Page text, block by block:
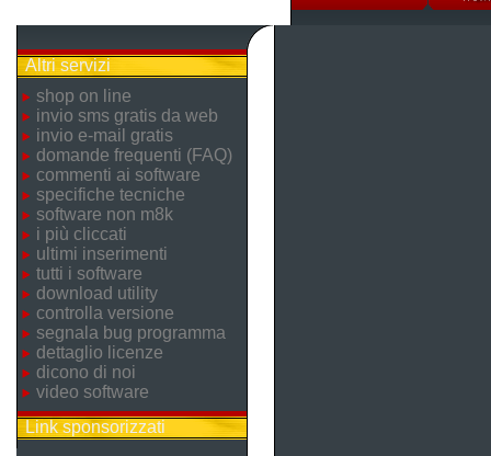
Altri servizi
shop on line
invio sms gratis da web
invio e-mail gratis
domande frequenti (FAQ)
commenti ai software
specifiche tecniche
software non m8k
i più cliccati
ultimi inserimenti
tutti i software
download utility
controlla versione
segnala bug programma
dettaglio licenze
dicono di noi
video software
Link sponsorizzati